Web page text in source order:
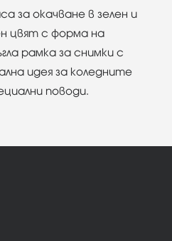
за окачване в зелен и
цвят с форма на
рамка за снимки с
идея за коледните
поводи.